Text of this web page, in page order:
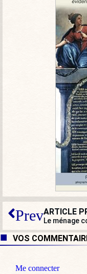
Prev
VOS
Me connecter